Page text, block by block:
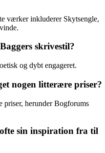
værker inkluderer Skytsengle,
skrivestil?
og dybt engageret.
nogen litterære priser?
priser, herunder Bogforums
sin inspiration fra til